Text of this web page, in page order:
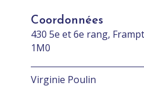
Coordonnées
430 5e et 6e rang,
1M0
Virginie Poulin